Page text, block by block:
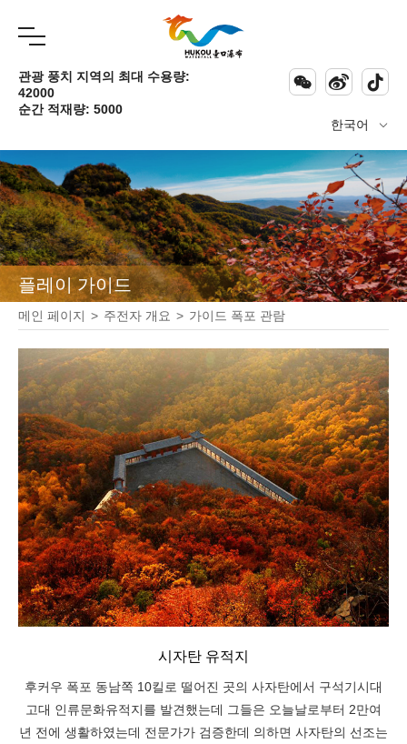
관광 풍치 지역의 최대 수용량:
42000
순간 적재량: 5000
  
한국어 
플레이 가이드
메인 페이지 > 주전자 개요 > 가이드 폭포 관람
시자탄 유적지
후커우 폭포 동남쪽 10킬로 떨어진 곳의 사자탄에서 구석기시대
고대 인류문화유적지를 발견했는데 그들은 오늘날로부터 2만여
년 전에 생활하였는데 전문가가 검증한데 의하면 사자탄의 선조는